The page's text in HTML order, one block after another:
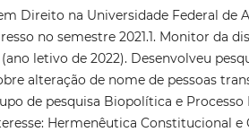
Direito na Universidade Federal de
no semestre 2021.1. Monitor da
letivo de 2022). Desenvolveu
alteração de nome de pessoas
de pesquisa Biopolítica e Processo
Hermenêutica Constitucional e